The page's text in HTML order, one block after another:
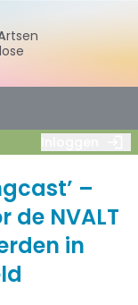
Artsen
–
de NVALT
in